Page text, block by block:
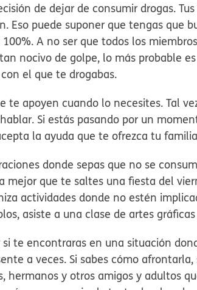
de dejar de consumir drogas.
Eso puede suponer que tengas que
A no ser que todos los
nocivo de golpe, lo más probable
el que te drogabas.
te apoyen cuando lo necesites. Tal
Si estás pasando por un
la ayuda que te ofrezca tu
donde sepas que no se
mejor que te saltes una fiesta del
actividades donde no estén
asiste a una clase de artes
te encontraras en una situación
a veces. Si sabes cómo
hermanos y otros amigos y adultos